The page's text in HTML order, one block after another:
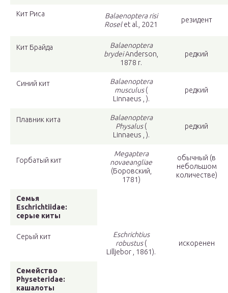
Кит Риса
Balaenoptera risi
Roselet al., 2021
резидент
Кит Брайда
Balaenoptera
brydeiAnderson,
1878 г.
редкий
Синий кит
Balaenoptera
musculus(
Linnaeus , ).
редкий
Плавник кита
Balaenoptera
Physalus(
Linnaeus , ).
редкий
Горбатый кит
Megaptera
novaeangliae
(Боровский,
1781)
обычный (в
небольшом
количестве)
Семья
Eschrichtiidae:
серые киты
Серый кит
Eschrichtius
robustus(
Lilljebor , 1861).
искоренен
Семейство
Physeteridae:
кашалоты